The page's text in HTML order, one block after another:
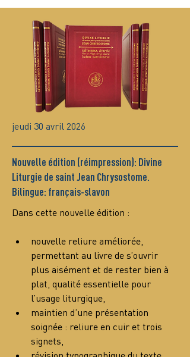
jeudi 30 avril 2026
Nouvelle édition (réimpression): Divine
Liturgie de saint Jean Chrysostome.
Bilingue: français-slavon
Dans cette nouvelle édition :
nouvelle reliure améliorée,
permettant au livre de s’ouvrir
plus aisément et de rester bien à
plat, qualité essentielle pour
l’usage liturgique,
maintien d’une présentation
soignée : reliure en cuir et trois
signets,